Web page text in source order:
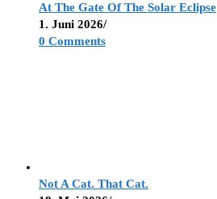
At The Gate Of The Solar Eclipse
1. Juni 2026/
0 Comments
Not A Cat. That Cat.